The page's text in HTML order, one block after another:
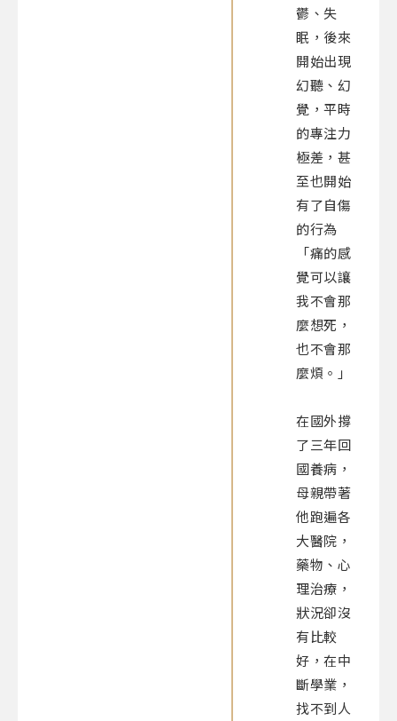
鬱、失
眠，後來
開始出現
幻聽、幻
覺，平時
的專注力
極差，甚
至也開始
有了自傷
的行為
「痛的感
覺可以讓
我不會那
麼想死，
也不會那
麼煩。」
在國外撐
了三年回
國養病，
母親帶著
他跑遍各
大醫院，
藥物、心
理治療，
狀況卻沒
有比較
好，在中
斷學業，
找不到人